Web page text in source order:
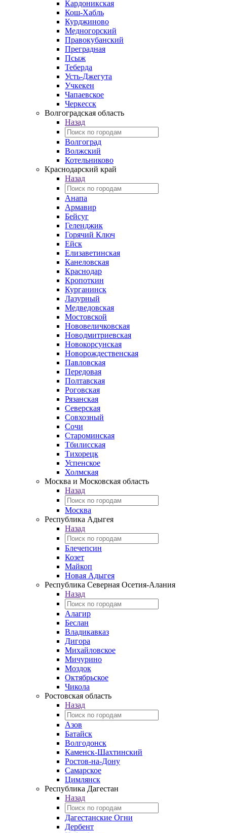
Кардоникская
Кош-Хабль
Курджиново
Медногорский
Правокубанский
Преградная
Псыж
Теберда
Усть-Джегута
Учкекен
Чапаевское
Черкесск
Волгоградская область
Назад
Волгоград
Волжский
Котельниково
Краснодарский край
Назад
Анапа
Армавир
Бейсуг
Геленджик
Горячий Ключ
Ейск
Елизаветинская
Канеловская
Краснодар
Кропоткин
Курганинск
Лазурный
Медведовская
Мостовской
Нововеличковская
Новодмитриевская
Новокорсунская
Новорождественская
Павловская
Передовая
Полтавская
Роговская
Рязанская
Северская
Совхозный
Сочи
Староминская
Тбилисская
Тихорецк
Успенское
Холмская
Москва и Московская область
Назад
Москва
Республика Адыгея
Назад
Блечепсин
Козет
Майкоп
Новая Адыгея
Республика Северная Осетия-Алания
Назад
Алагир
Беслан
Владикавказ
Дигора
Михайловское
Мичурино
Моздок
Октябрьское
Чикола
Ростовская область
Назад
Азов
Батайск
Волгодонск
Каменск-Шахтинский
Ростов-на-Дону
Самарское
Цимлянск
Республика Дагестан
Назад
Дагестанские Огни
Дербент